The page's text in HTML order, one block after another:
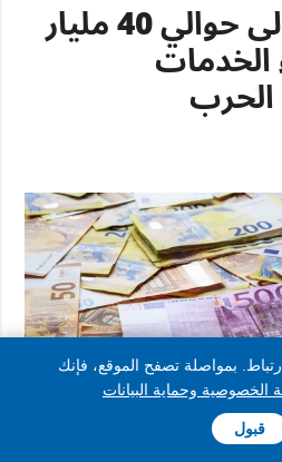
أوكرانيا تحتاج إلى حوالي 40 مليار
الخدمات
الحرب
بمواصلة تصفح الموقع، فإنك
الخصوصية وحماية البيانات
قبول